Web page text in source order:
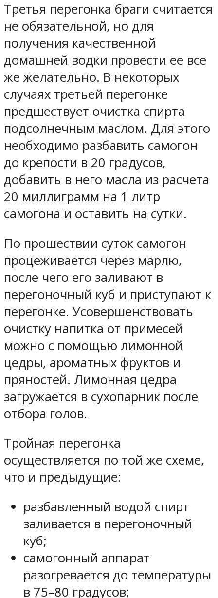
Третья перегонка браги считается
не обязательной, но для
получения качественной
домашней водки провести ее все
же желательно. В некоторых
случаях третьей перегонке
предшествует очистка спирта
подсолнечным маслом. Для этого
необходимо разбавить самогон
до крепости в 20 градусов,
добавить в него масла из расчета
20 миллиграмм на 1 литр
самогона и оставить на сутки.
По прошествии суток самогон
процеживается через марлю,
после чего его заливают в
перегоночный куб и приступают к
перегонке. Усовершенствовать
очистку напитка от примесей
можно с помощью лимонной
цедры, ароматных фруктов и
пряностей. Лимонная цедра
загружается в сухопарник после
отбора голов.
Тройная перегонка
осуществляется по той же схеме,
что и предыдущие:
разбавленный водой спирт
заливается в перегоночный
куб;
самогонный аппарат
разогревается до температуры
в 75–80 градусов;